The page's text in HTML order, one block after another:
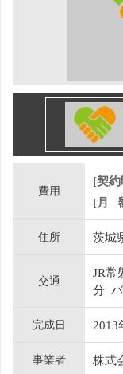
費用
[契約
[月
住所 茨城
交通
JR常
分 バ
完成日 2013
事業者 株式